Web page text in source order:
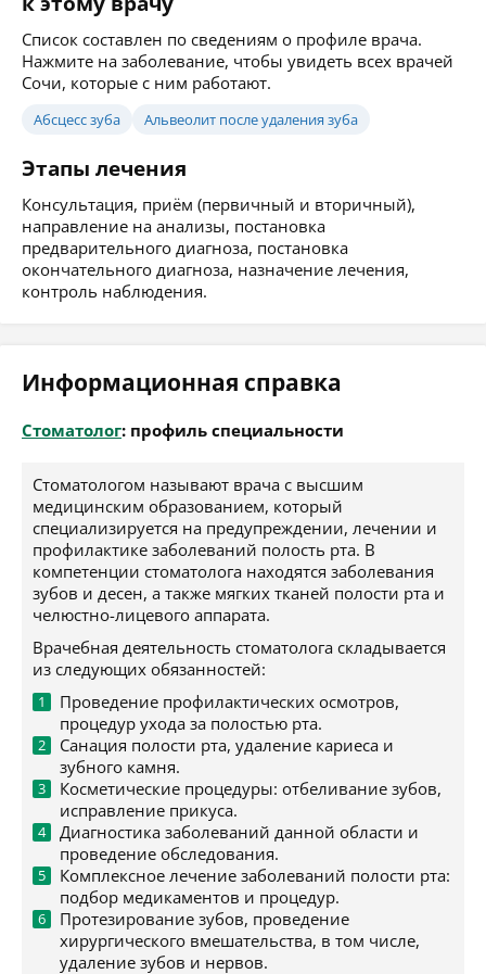
Список составлен по сведениям о профиле врача.
Нажмите на заболевание, чтобы увидеть всех врачей
Сочи, которые с ним работают.
Абсцесс зуба Альвеолит после удаления зуба
Этапы лечения
Консультация, приём (первичный и вторичный),
направление на анализы, постановка
предварительного диагноза, постановка
окончательного диагноза, назначение лечения,
контроль наблюдения.
Информационная справка
Стоматолог: профиль специальности
Стоматологом называют врача с высшим
медицинским образованием, который
специализируется на предупреждении, лечении и
профилактике заболеваний полость рта. В
компетенции стоматолога находятся заболевания
зубов и десен, а также мягких тканей полости рта и
челюстно-лицевого аппарата.
Врачебная деятельность стоматолога складывается
из следующих обязанностей:
Проведение профилактических осмотров,
процедур ухода за полостью рта.
Санация полости рта, удаление кариеса и
зубного камня.
Косметические процедуры: отбеливание зубов,
исправление прикуса.
Диагностика заболеваний данной области и
проведение обследования.
Комплексное лечение заболеваний полости рта:
подбор медикаментов и процедур.
Протезирование зубов, проведение
хирургического вмешательства, в том числе,
удаление зубов и нервов.